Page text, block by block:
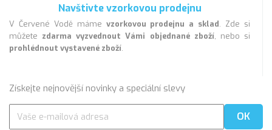
Navštivte vzorkovou prodejnu
V Červené Vodě máme vzorkovou prodejnu a sklad. Zde si
můžete zdarma vyzvednout Vámi objednané zboží, nebo si
prohlédnout vystavené zboží.
Získejte nejnovější novinky a speciální slevy